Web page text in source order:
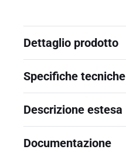
Dettaglio prodotto
Specifiche tecniche
Descrizione estesa
Documentazione